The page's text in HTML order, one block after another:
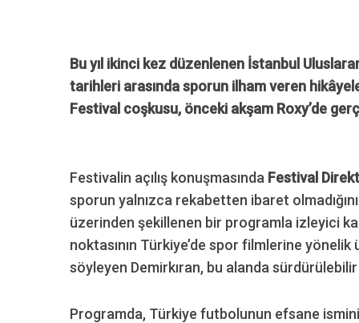
Bu yıl ikinci kez düzenlenen İstanbul
tarihleri arasında sporun ilham veren
Festival coşkusu, önceki akşam Roxy’de
Festivalin açılış konuşmasında Festival
sporun yalnızca rekabetten ibaret
üzerinden şekillenen bir programla izleyici
noktasının Türkiye’de spor filmlerine
söyleyen Demirkıran, bu alanda
Programda, Türkiye futbolunun efsane ismini